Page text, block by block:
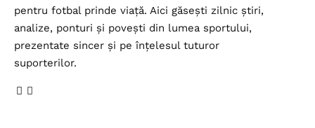
pentru fotbal prinde viață. Aici găsești zilnic știri,
analize, ponturi și povești din lumea sportului,
prezentate sincer și pe înțelesul tuturor
suporterilor.